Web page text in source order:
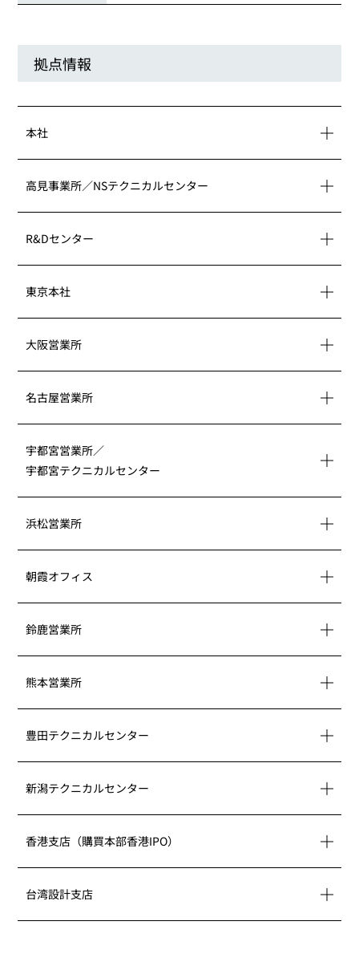
拠点情報
本社
map
高見事業所／NSテクニカルセンター
R&Dセンター
東京本社
大阪営業所
名古屋営業所
map
宇都宮営業所／
宇都宮テクニカルセンター
map
浜松営業所
map
朝霞オフィス
map
鈴鹿営業所
map
熊本営業所
豊田テクニカルセンター
map
新潟テクニカルセンター
香港支店（購買本部香港IPO）
map
台湾設計支店